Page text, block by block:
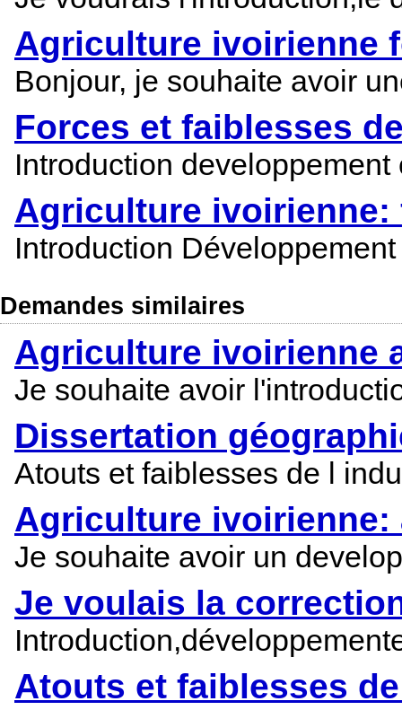
Agriculture ivoirienne
Bonjour, je souhaite avoir
Forces et faiblesses
Introduction developpement
Agriculture
Introduction
Demandes similaires
Agriculture ivoirienne
Je souhaite avoir
Dissertation
Atouts et faiblesses de l
Agriculture
Je souhaite avoir un
Je voulais la
Atouts et faiblesses